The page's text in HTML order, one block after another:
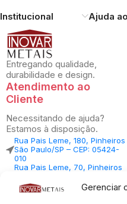
Gerenciar
Institucional Ajuda
Entregando qualidade,
durabilidade e design.
Atendimento ao
Cliente
Necessitando de ajuda?
Estamos à disposição.
Rua Pais Leme, 180, Pinheiros
São Paulo/SP – CEP: 05424-
010
Rua Pais Leme, 70, Pinheiros
010
Central Vendas: (11) 98812-